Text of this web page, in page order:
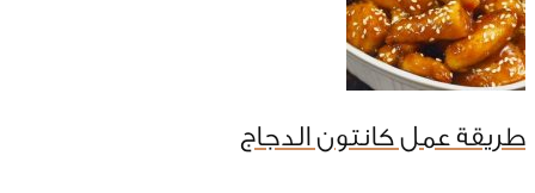
طريقة عمل كانتون الدجاج